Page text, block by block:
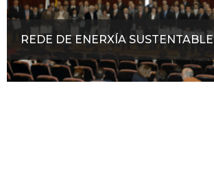
REDE DE ENERXÍA SUSTENTABLE